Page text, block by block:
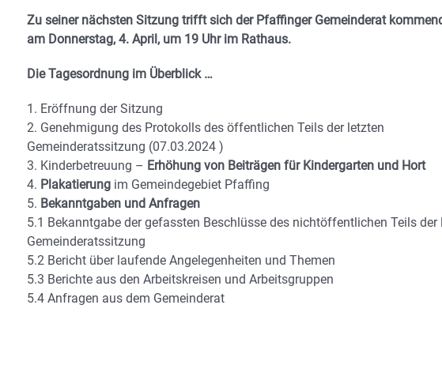
Zu seiner nächsten Sitzung trifft sich der Pfaffinger Gemeinderat
am Donnerstag, 4. April, um 19 Uhr im Rathaus.
Die Tagesordnung im Überblick …
1. Eröffnung der Sitzung
2. Genehmigung des Protokolls des öffentlichen Teils der letzten
Gemeinderatssitzung (07.03.2024 )
3. Kinderbetreuung – Erhöhung von Beiträgen für Kindergarten und Hort
4. Plakatierung im Gemeindegebiet Pfaffing
5. Bekanntgaben und Anfragen
5.1 Bekanntgabe der gefassten Beschlüsse des nichtöffentlichen Teils der
Gemeinderatssitzung
5.2 Bericht über laufende Angelegenheiten und Themen
5.3 Berichte aus den Arbeitskreisen und Arbeitsgruppen
5.4 Anfragen aus dem Gemeinderat